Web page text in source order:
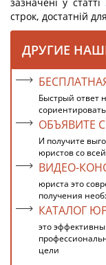
строк, достатній
ДРУГИЕ
Быстрый ответ
ОБЪЯВИТЕ
И получите
юристов со
ВИДЕО-
юриста это
получения
КАТАЛОГ
это
цели